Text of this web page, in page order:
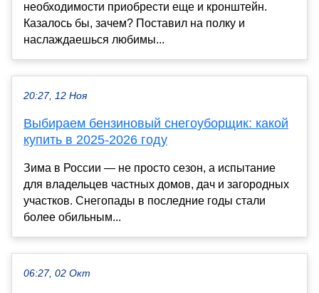
необходимости приобрести еще и кронштейн.
Казалось бы, зачем? Поставил на полку и
наслаждаешься любимы...
20:27, 12 Ноя
Выбираем бензиновый снегоуборщик: какой
купить в 2025-2026 году
Зима в России — не просто сезон, а испытание
для владельцев частных домов, дач и загородных
участков. Снегопады в последние годы стали
более обильным...
06:27, 02 Окт